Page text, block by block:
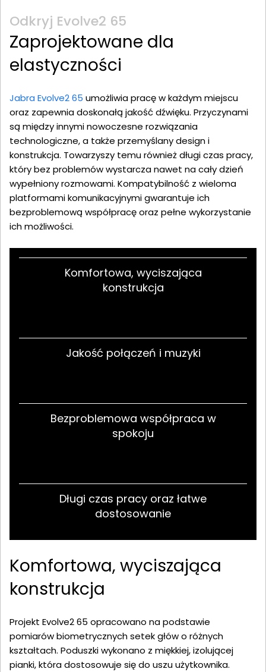
Odkryj Evolve2 65
Zaprojektowane dla
elastyczności
Jabra Evolve2 65 umożliwia pracę w każdym miejscu
oraz zapewnia doskonałą jakość dźwięku. Przyczynami
są między innymi nowoczesne rozwiązania
technologiczne, a także przemyślany design i
konstrukcja. Towarzyszy temu również długi czas pracy,
który bez problemów wystarcza nawet na cały dzień
wypełniony rozmowami. Kompatybilność z wieloma
platformami komunikacyjnymi gwarantuje ich
bezproblemową współpracę oraz pełne wykorzystanie
ich możliwości.
Komfortowa, wyciszająca
konstrukcja
Jakość połączeń i muzyki
Bezproblemowa współpraca w
spokoju
Długi czas pracy oraz łatwe
dostosowanie
Komfortowa, wyciszająca
konstrukcja
Projekt Evolve2 65 opracowano na podstawie
pomiarów biometrycznych setek głów o różnych
kształtach. Poduszki wykonano z miękkiej, izolującej
pianki, która dostosowuje się do uszu użytkownika.